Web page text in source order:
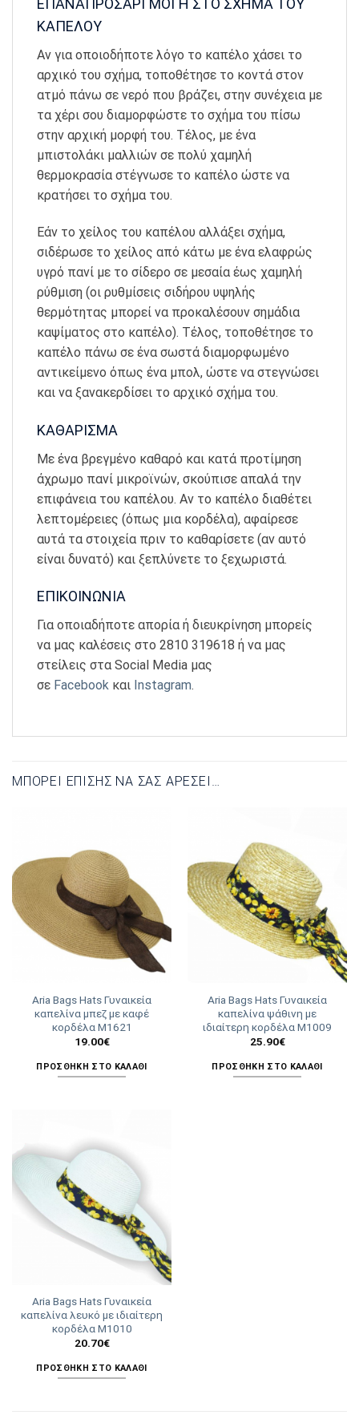
ΕΠΑΝΑΠΡΟΣΑΡΓΜΟΓΗ ΣΤΟ ΣΧΗΜΑ ΤΟΥ
ΚΑΠΕΛΟΥ
Αν για οποιοδήποτε λόγο το καπέλο χάσει το
αρχικό του σχήμα, τοποθέτησε το κοντά στον
ατμό πάνω σε νερό που βράζει, στην συνέχεια με
τα χέρι σου διαμορφώστε το σχήμα του πίσω
στην αρχική μορφή του. Τέλος, με ένα
μπιστολάκι μαλλιών σε πολύ χαμηλή
θερμοκρασία στέγνωσε το καπέλο ώστε να
κρατήσει το σχήμα του.
Εάν το χείλος του καπέλου αλλάξει σχήμα,
σιδέρωσε το χείλος από κάτω με ένα ελαφρώς
υγρό πανί με το σίδερο σε μεσαία έως χαμηλή
ρύθμιση (οι ρυθμίσεις σιδήρου υψηλής
θερμότητας μπορεί να προκαλέσουν σημάδια
καψίματος στο καπέλο). Τέλος, τοποθέτησε το
καπέλο πάνω σε ένα σωστά διαμορφωμένο
αντικείμενο όπως ένα μπολ, ώστε να στεγνώσει
και να ξανακερδίσει το αρχικό σχήμα του.
ΚΑΘΑΡΙΣΜΑ
Με ένα βρεγμένο καθαρό και κατά προτίμηση
άχρωμο πανί μικροϊνών, σκούπισε απαλά την
επιφάνεια του καπέλου. Αν το καπέλο διαθέτει
λεπτομέρειες (όπως μια κορδέλα), αφαίρεσε
αυτά τα στοιχεία πριν το καθαρίσετε (αν αυτό
είναι δυνατό) και ξεπλύνετε το ξεχωριστά.
ΕΠΙΚΟΙΝΩΝΙΑ
Για οποιαδήποτε απορία ή διευκρίνηση μπορείς
να μας καλέσεις στο 2810 319618 ή να μας
στείλεις στα Social Media μας
σε Facebook και Instagram.
ΜΠΟΡΕΊ ΕΠΊΣΗΣ ΝΑ ΣΑΣ ΑΡΈΣΕΙ…
Aria Bags Hats Γυναικεία
καπελίνα μπεζ με καφέ
κορδέλα Μ1621
19.00€
ΠΡΟΣΘΉΚΗ ΣΤΟ ΚΑΛΆΘΙ
Aria Bags Hats Γυναικεία
καπελίνα ψάθινη με
ιδιαίτερη κορδέλα Μ1009
25.90€
ΠΡΟΣΘΉΚΗ ΣΤΟ ΚΑΛΆΘΙ
Aria Bags Hats Γυναικεία
καπελίνα λευκό με ιδιαίτερη
κορδέλα Μ1010
20.70€
ΠΡΟΣΘΉΚΗ ΣΤΟ ΚΑΛΆΘΙ